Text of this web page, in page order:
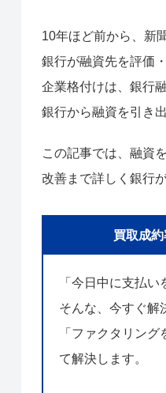
10年ほど前から、新
銀行が融資先を評価
企業格付けは、銀行
銀行から融資を引き
この記事では、融資
改善まで詳しく銀行
買取成
「今日中に支払
そんな、今すぐ解
「ファクタリン
て解決します。